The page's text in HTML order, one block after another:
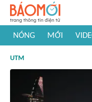
NÓNG MỚI
#Khám phá thế giới
UTM